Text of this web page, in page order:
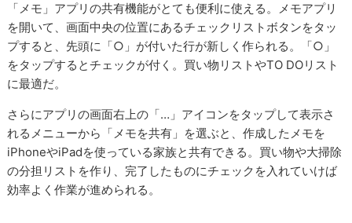
「メモ」アプリの共有機能がとても便利に使える。メモアプリ
を開いて、画面中央の位置にあるチェックリストボタンをタッ
プすると、先頭に「○」が付いた行が新しく作られる。「○」
をタップするとチェックが付く。買い物リストやTO DOリスト
に最適だ。
さらにアプリの画面右上の「…」アイコンをタップして表示さ
れるメニューから「メモを共有」を選ぶと、作成したメモを
iPhoneやiPadを使っている家族と共有できる。買い物や大掃除
の分担リストを作り、完了したものにチェックを入れていけば
効率よく作業が進められる。